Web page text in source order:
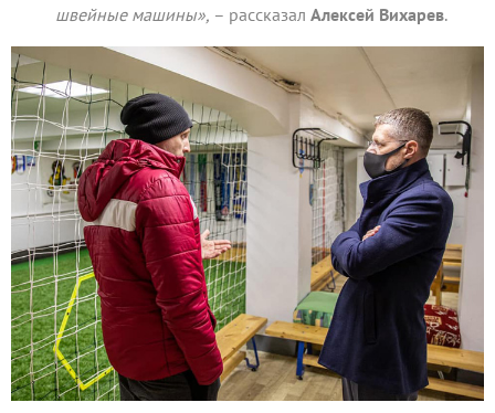
швейные машины», – рассказал Алексей Вихарев.